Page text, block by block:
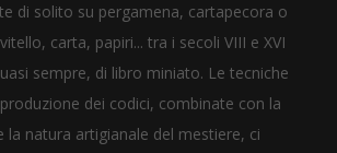
di solito su pergamena, cartapecora o
carta, papiri... tra i secoli VIII e XVI
sempre, di libro miniato. Le tecniche
dei codici, combinate con la
la natura artigianale del mestiere, ci